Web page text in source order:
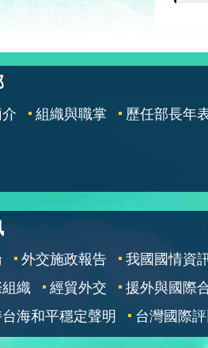
組織與職掌 歷任部長年
外交施政報告
我國國情資
織
經貿外交 援外與國際
海和平穩定聲明
台灣國際